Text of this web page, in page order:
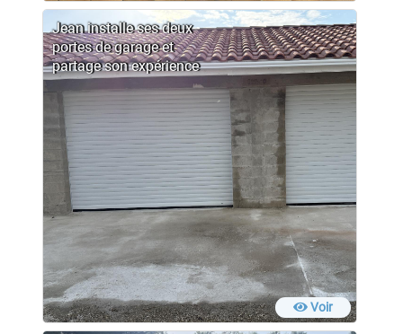
Jean installe ses deux
portes de garage et
partage son expérience
Voir